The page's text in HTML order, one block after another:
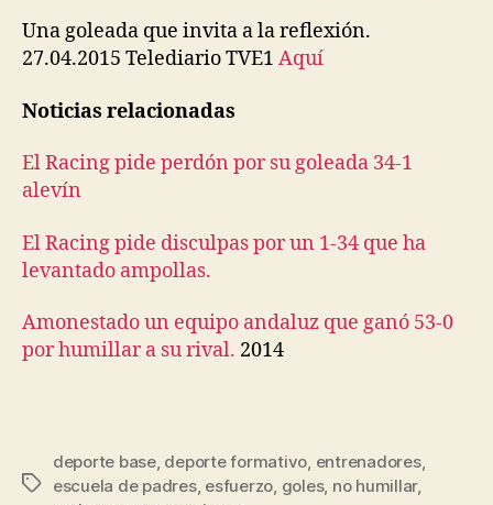
Una goleada que invita a la reflexión.
27.04.2015 Telediario TVE1 Aquí
Noticias relacionadas
El Racing pide perdón por su goleada 34-1
alevín
El Racing pide disculpas por un 1-34 que ha
levantado ampollas.
Amonestado un equipo andaluz que ganó 53-0
por humillar a su rival. 2014
deporte base, deporte formativo, entrenadores,
escuela de padres, esfuerzo, goles, no humillar,